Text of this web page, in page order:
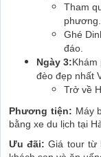
Tham
phương.
Ghé
đáo.
Ngày 3:Khám
đèo đẹp nhất
Trở về
Phương tiện: Máy
bằng xe du lịch tại
Ưu đãi: Giá tour từ